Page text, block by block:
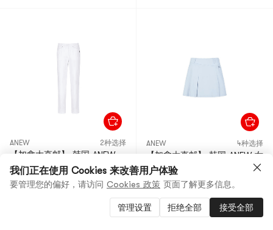
ANEW 2种选择
【加拿大直邮】 韩国 ANEW
女士 SM 紧身裤 - 白色 白色 /
XXS
ANEW 4种选择
【加拿大直邮】 韩国 ANEW 女
士SM背面褶皱裙 - 浅蓝色 蓝
色 / XS
$189.85
由 SCENARIO 销售
我们正在使用 Cookies 来改善用户体验
要管理您的偏好，请访问 Cookies 政策 页面了解更多信息。
管理设置 拒绝全部 接受全部